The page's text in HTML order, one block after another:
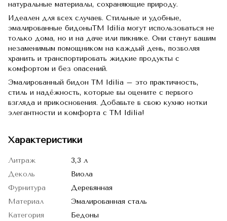
натуральные материалы, сохраняющие природу.
Идеален для всех случаев. Стильные и удобные,
эмалированные бидоныTM Idilia могут использоваться не
только дома, но и на даче или пикнике. Они станут вашим
незаменимым помощником на каждый день, позволяя
хранить и транспортировать жидкие продукты с
комфортом и без опасений.
Эмалированный бидон TM Idilia – это практичность,
стиль и надёжность, которые вы оцените с первого
взгляда и прикосновения. Добавьте в свою кухню нотки
элегантности и комфорта с TM Idilia!
Характеристики
Литраж
3,3 л
Деколь
Виола
Фурнитура
Деревянная
Материал
Эмалированная сталь
Категория
Бедоны